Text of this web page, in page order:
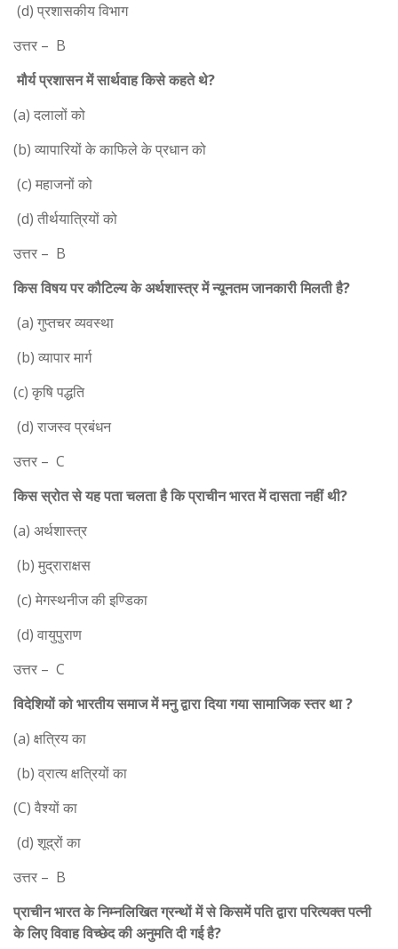
(d) प्रशासकीय विभाग
उत्तर – B
मौर्य प्रशासन में सार्थवाह किसे कहते थे?
(a) दलालों को
(b) व्यापारियों के काफिले के प्रधान को
(c) महाजनों को
(d) तीर्थयात्रियों को
उत्तर – B
किस विषय पर कौटिल्य के अर्थशास्त्र में न्यूनतम जानकारी मिलती है?
(a) गुप्तचर व्यवस्था
(b) व्यापार मार्ग
(c) कृषि पद्धति
(d) राजस्व प्रबंधन
उत्तर – C
किस स्रोत से यह पता चलता है कि प्राचीन भारत में दासता नहीं थी?
(a) अर्थशास्त्र
(b) मुद्राराक्षस
(c) मेगस्थनीज की इण्डिका
(d) वायुपुराण
उत्तर – C
विदेशियों को भारतीय समाज में मनु द्वारा दिया गया सामाजिक स्तर था ?
(a) क्षत्रिय का
(b) व्रात्य क्षत्रियों का
(C) वैश्यों का
(d) शूद्रों का
उत्तर – B
प्राचीन भारत के निम्नलिखित ग्रन्थों में से किसमें पति द्वारा परित्यक्त पत्नी
के लिए विवाह विच्छेद की अनुमति दी गई है?